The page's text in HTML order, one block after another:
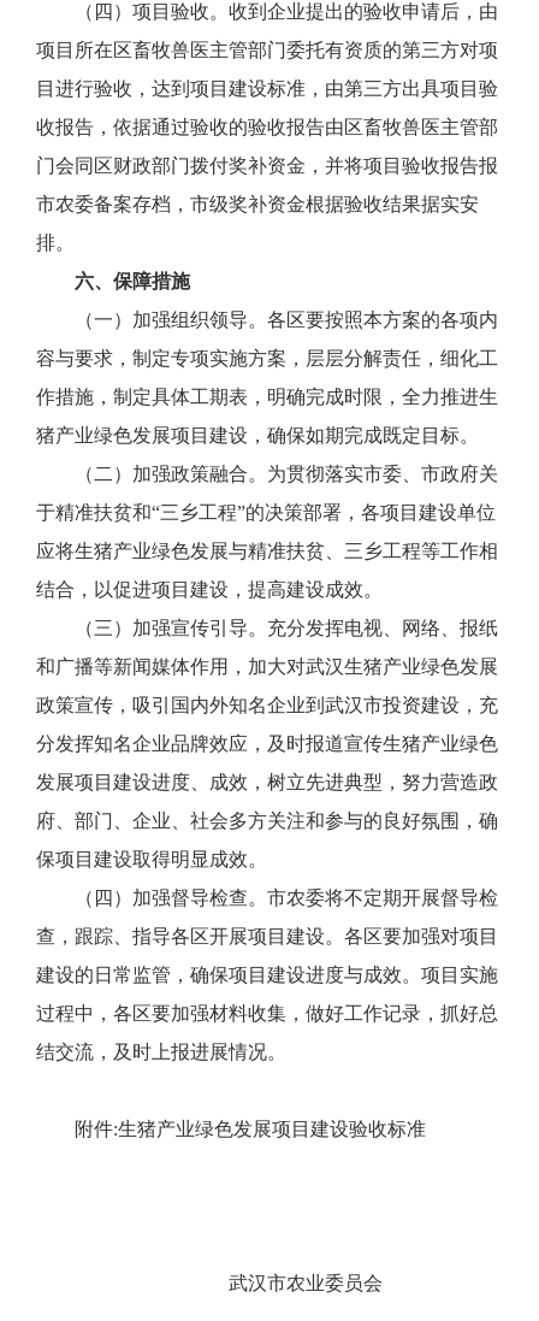
（四）项目验收。收到企业提出的验收申请后，由
项目所在区畜牧兽医主管部门委托有资质的第三方对项
目进行验收，达到项目建设标准，由第三方出具项目验
收报告，依据通过验收的验收报告由区畜牧兽医主管部
门会同区财政部门拨付奖补资金，并将项目验收报告报
市农委备案存档，市级奖补资金根据验收结果据实安
排。
六、保障措施
（一）加强组织领导。各区要按照本方案的各项内
容与要求，制定专项实施方案，层层分解责任，细化工
作措施，制定具体工期表，明确完成时限，全力推进生
猪产业绿色发展项目建设，确保如期完成既定目标。
（二）加强政策融合。为贯彻落实市委、市政府关
于精准扶贫和“三乡工程”的决策部署，各项目建设单位
应将生猪产业绿色发展与精准扶贫、三乡工程等工作相
结合，以促进项目建设，提高建设成效。
（三）加强宣传引导。充分发挥电视、网络、报纸
和广播等新闻媒体作用，加大对武汉生猪产业绿色发展
政策宣传，吸引国内外知名企业到武汉市投资建设，充
分发挥知名企业品牌效应，及时报道宣传生猪产业绿色
发展项目建设进度、成效，树立先进典型，努力营造政
府、部门、企业、社会多方关注和参与的良好氛围，确
保项目建设取得明显成效。
（四）加强督导检查。市农委将不定期开展督导检
查，跟踪、指导各区开展项目建设。各区要加强对项目
建设的日常监管，确保项目建设进度与成效。项目实施
过程中，各区要加强材料收集，做好工作记录，抓好总
结交流，及时上报进展情况。
附件:生猪产业绿色发展项目建设验收标准
武汉市农业委员会